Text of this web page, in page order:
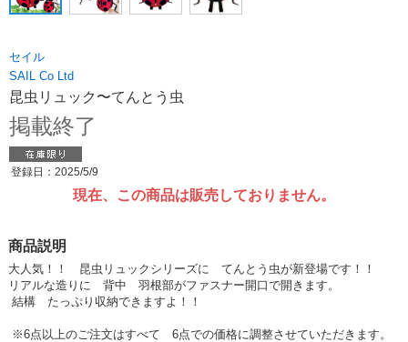
セイル
SAIL Co Ltd
昆虫リュック〜てんとう虫
掲載終了
登録日：2025/5/9
現在、この商品は販売しておりません。
商品説明
大人気！！ 昆虫リュックシリーズに てんとう虫が新登場です！！
リアルな造りに 背中 羽根部がファスナー開口で開きます。
結構 たっぷり収納できますよ！！
※6点以上のご注文はすべて 6点での価格に調整させていただきます。